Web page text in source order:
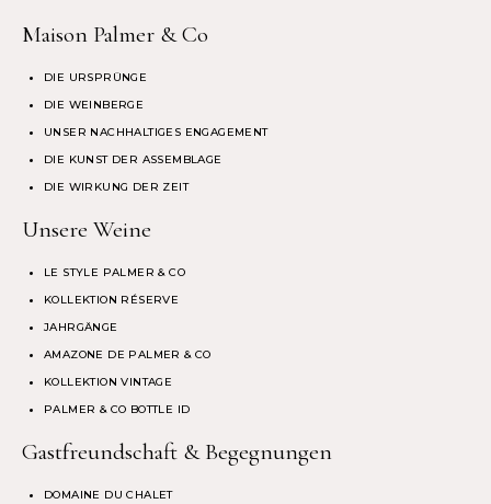
Maison Palmer & Co
DIE URSPRÜNGE
DIE WEINBERGE
UNSER NACHHALTIGES ENGAGEMENT
DIE KUNST DER ASSEMBLAGE
DIE WIRKUNG DER ZEIT
Unsere Weine
LE STYLE PALMER & CO
KOLLEKTION RÉSERVE
JAHRGÄNGE
AMAZONE DE PALMER & CO
KOLLEKTION VINTAGE
PALMER & CO BOTTLE ID
Gastfreundschaft & Begegnungen
DOMAINE DU CHALET